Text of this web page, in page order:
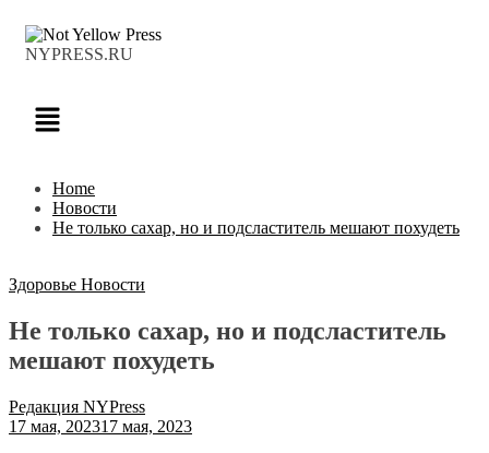
NYPRESS.RU
Home
Новости
Не только сахар, но и подсластитель мешают похудеть
Здоровье Новости
Не только сахар, но и подсластитель
мешают похудеть
Редакция NYPress
17 мая, 202317 мая, 2023